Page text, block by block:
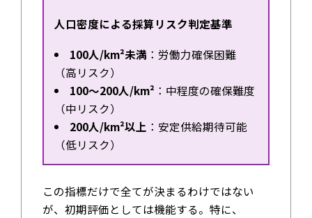
人口密度による採算リスク判定基準
100人/km²未満 ：労働力確保困難
（高リスク）
100～200人/km² ：中程度の確保難度
（中リスク）
200人/km²以上 ：安定供給期待可能
（低リスク）
この指標だけで全てが決まるわけではない
が、初期評価としては機能する。特に、